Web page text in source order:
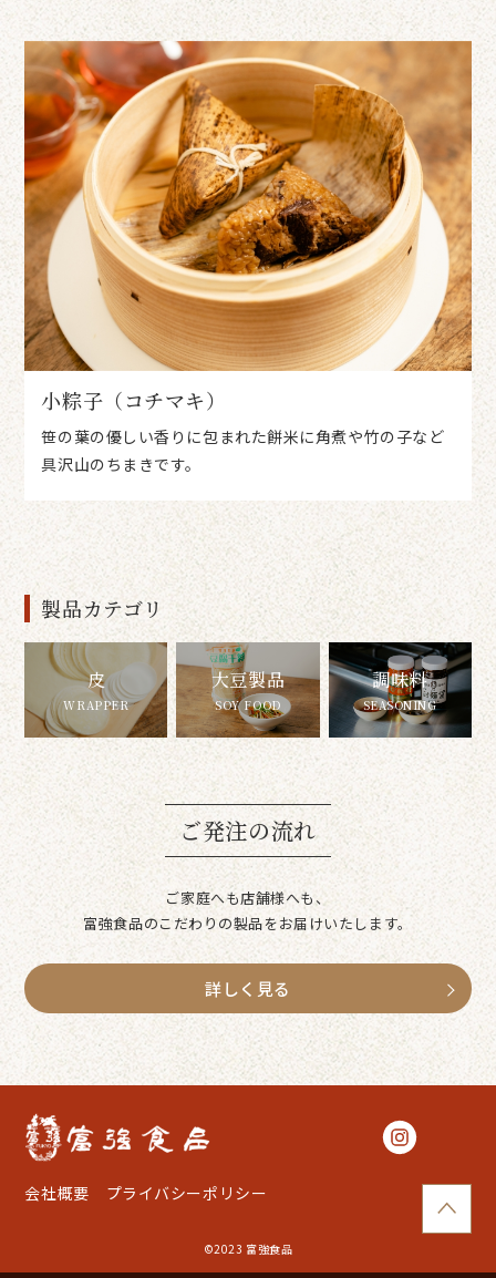
小粽子（コチマキ）
笹の葉の優しい香りに包まれた餅米に角煮や竹の子など
具沢山のちまきです。
製品カテゴリ
皮
WRAPPER
大豆製品
SOY FOOD
調味料
SEASONING
ご発注の流れ
ご家庭へも店舗様へも、
富強食品のこだわりの製品をお届けいたします。
詳しく見る
会社概要 プライバシーポリシー
©︎2023 富強食品